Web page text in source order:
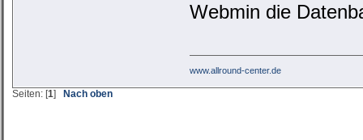
Webmin die
www.allround-center.de
Seiten: [1] Nach oben